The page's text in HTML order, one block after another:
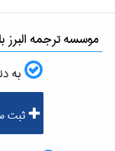
موسسه ترجمه البرز
به
ثبت